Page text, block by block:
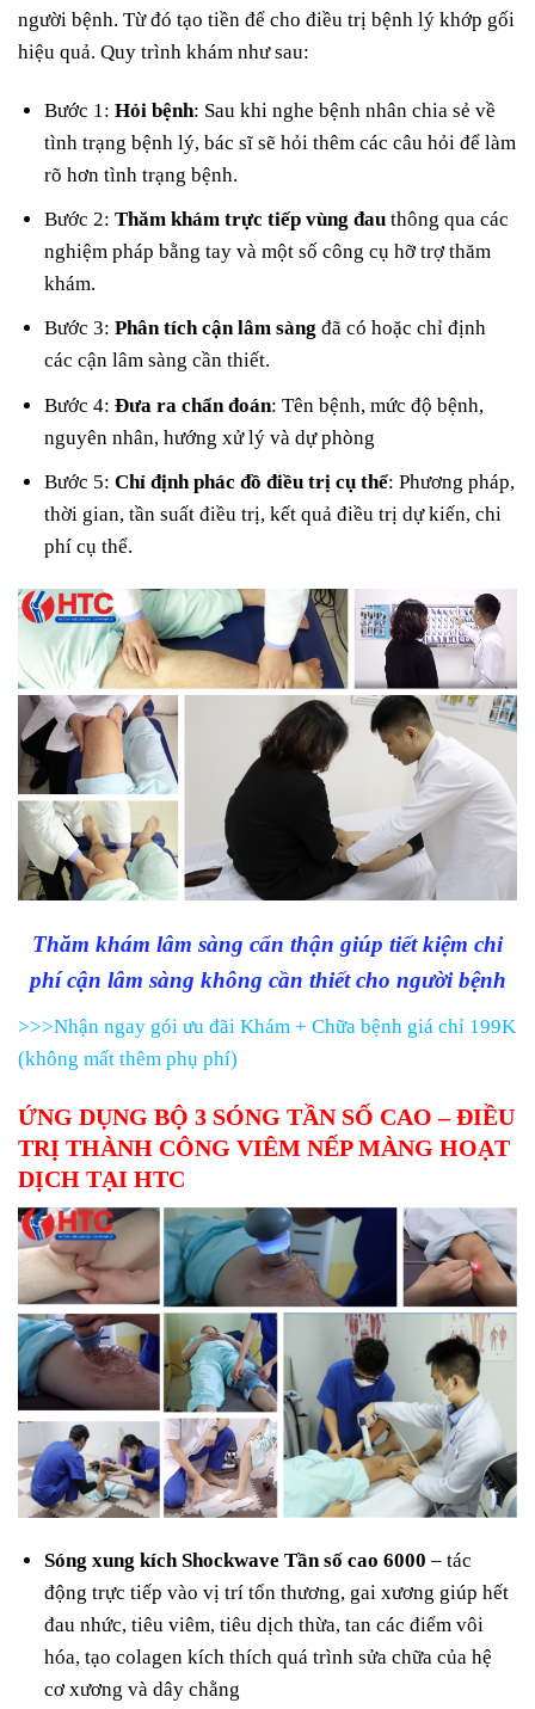
người bệnh. Từ đó tạo tiền để cho điều trị bệnh lý khớp gối
hiệu quả. Quy trình khám như sau:
Bước 1:Hỏi bệnh: Sau khi nghe bệnh nhân chia sẻ về
tình trạng bệnh lý, bác sĩ sẽ hỏi thêm các câu hỏi để làm
rõ hơn tình trạng bệnh.
Bước 2: Thăm khám trực tiếp vùng đau thông qua các
nghiệm pháp bằng tay và một số công cụ hỡ trợ thăm
khám.
Bước 3:Phân tích cận lâm sàng đã có hoặc chỉ định
các cận lâm sàng cần thiết.
Bước 4:Đưa ra chẩn đoán: Tên bệnh, mức độ bệnh,
nguyên nhân, hướng xử lý và dự phòng
Bước 5:Chỉ định phác đồ điều trị cụ thể: Phương pháp,
thời gian, tần suất điều trị, kết quả điều trị dự kiến, chi
phí cụ thể.
Thăm khám lâm sàng cẩn thận giúp tiết kiệm chi
phí cận lâm sàng không cần thiết cho người bệnh
>>>Nhận ngay gói ưu đãi Khám + Chữa bệnh giá chỉ 199K
(không mất thêm phụ phí)
ỨNG DỤNG BỘ 3 SÓNG TẦN SỐ CAO – ĐIỀU
TRỊ THÀNH CÔNG VIÊM NẾP MÀNG HOẠT
DỊCH TẠI HTC
Sóng xung kích Shockwave Tần số cao 6000 – tác
động trực tiếp vào vị trí tổn thương, gai xương giúp hết
đau nhức, tiêu viêm, tiêu dịch thừa, tan các điểm vôi
hóa, tạo colagen kích thích quá trình sửa chữa của hệ
cơ xương và dây chằng